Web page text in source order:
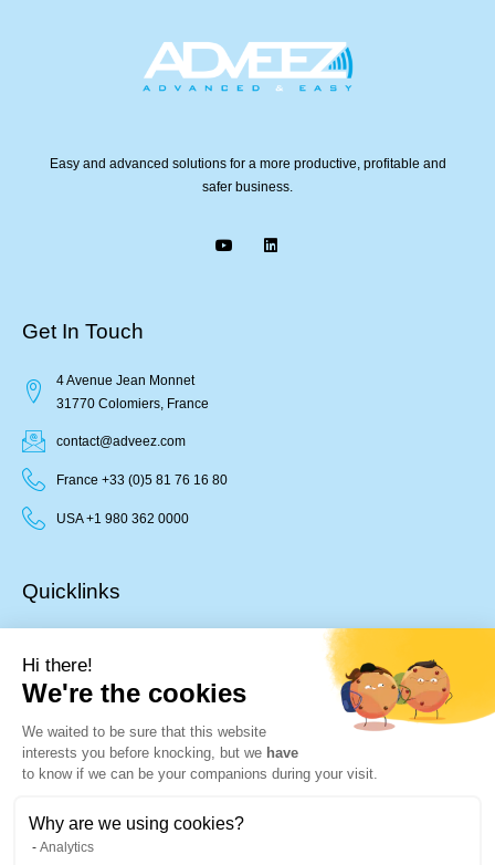
Easy and advanced solutions for a more productive, profitable and
safer business.
Get In Touch
4 Avenue Jean Monnet
31770 Colomiers, France
contact@adveez.com
France +33 (0)5 81 76 16 80
USA +1 980 362 0000
Quicklinks
SOLUTIONS
EXPERTISE
JOB OFFERS
Newsletter
Hi there!
We're the cookies
We waited to be sure that this website
interests you before knocking, but we have
to know if we can be your companions during your visit.
Why are we using cookies?
Analytics